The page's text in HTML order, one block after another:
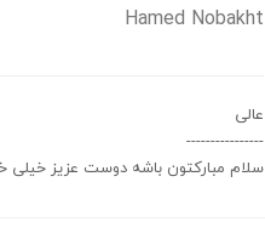
Hamed Nobakht
عالی
----------------
سلام مبارکتون باشه دوست عزیز